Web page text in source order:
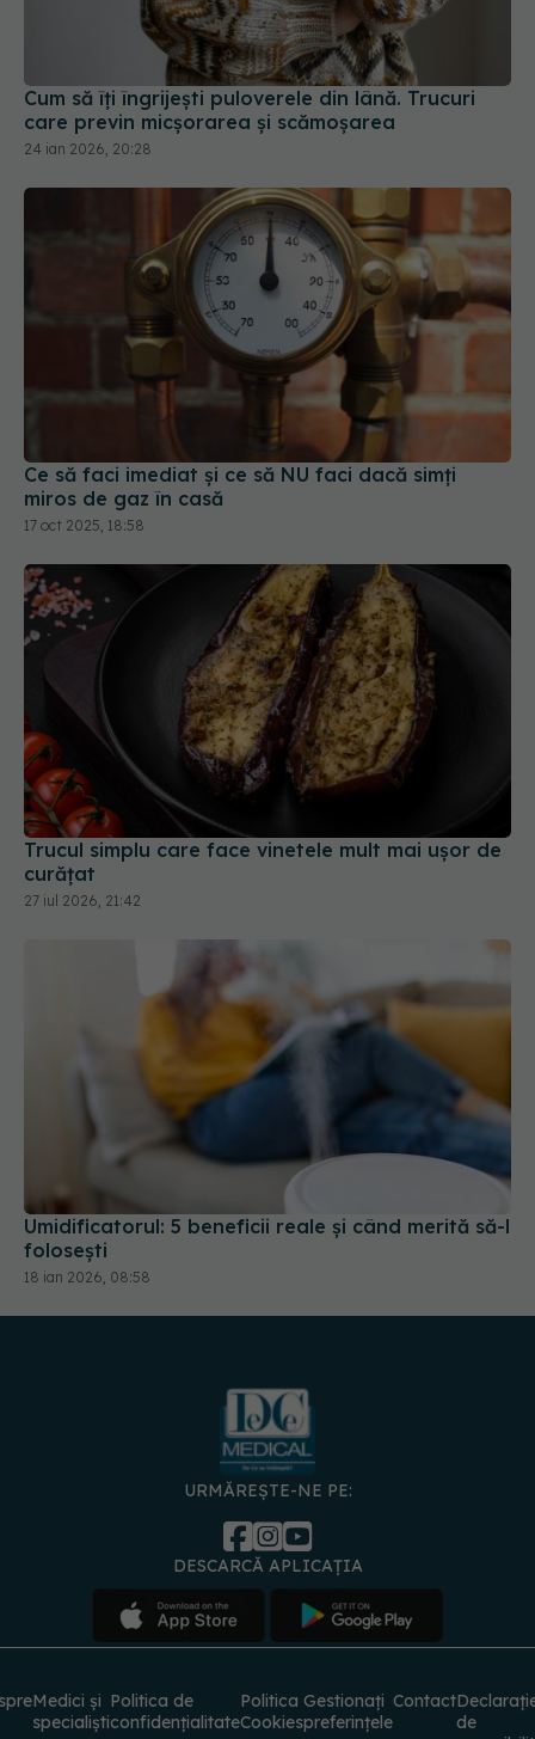
Cum să îți îngrijești puloverele din lână. Trucuri
care previn micșorarea și scămoșarea
Ce să faci imediat și ce să NU faci dacă simți
miros de gaz în casă
Trucul simplu care face vinetele mult mai ușor de
curățat
27 iul 2026, 21:42
Umidificatorul: 5 beneficii reale și când merită să-l
18 ian 2026, 08:58
URMĂREȘTE-NE PE:
DESCARCĂ APLICAȚIA
specialiști
Politica de
confidențialitate
Cookies
Gestionați
preferințele
Contact
© 2026 PRESS MEDIA ELECTRONIC S.R.L. Toate drepturile rezervate